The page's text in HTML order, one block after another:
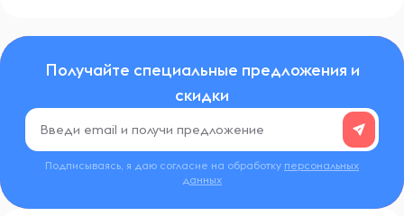
Получайте специальные предложения и
скидки
Подписываясь, я даю согласие на обработку персональных
данных